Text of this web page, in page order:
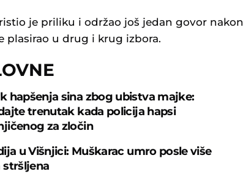
je priliku i održao još jedan govor nakon
plasirao u drug i krug izbora.
hapšenja sina zbog ubistva majke:
trenutak kada policija hapsi
za zločin
u Višnjici: Muškarac umro posle više
stršljena